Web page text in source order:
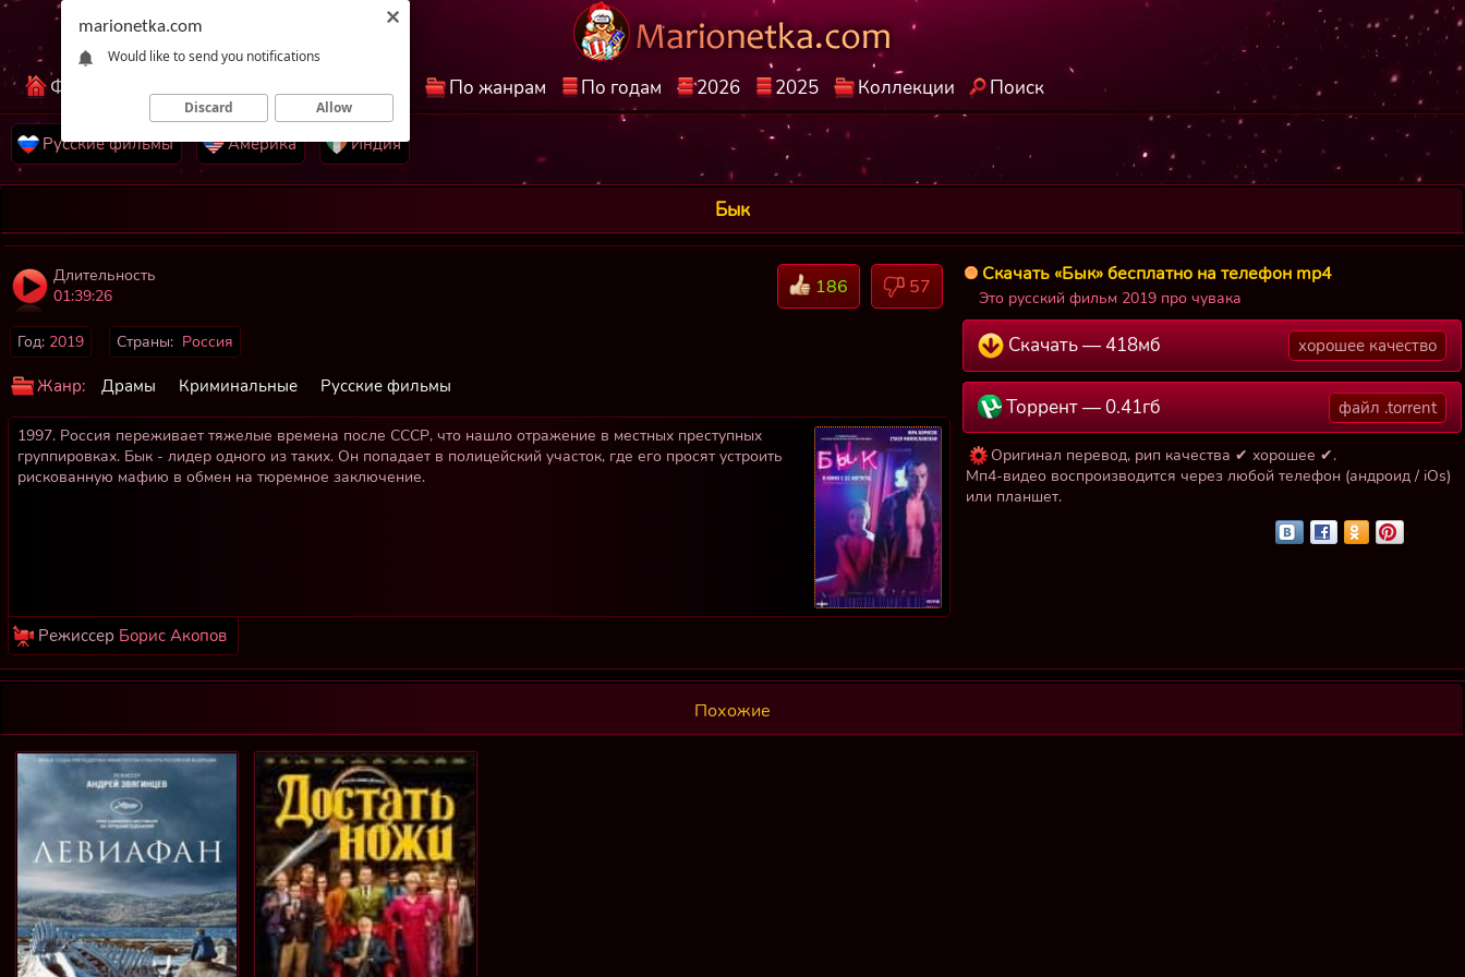
Фильмы КиноНетка Лучшие фильмы По жанрам По годам 2026 2025 Коллекции Поиск
Русские фильмы Америка Индия
Бык
Длительность
01:39:26
186 57
Год: 2019 Страны: Россия
Жанр: Драмы Криминальные Русские фильмы
1997. Россия переживает тяжелые времена после СССР, что нашло отражение в местных преступных
группировках. Бык - лидер одного из таких. Он попадает в полицейский участок, где его просят устроить
рискованную мафию в обмен на тюремное заключение.
Режиссер Борис Акопов
Скачать «Бык» бесплатно на телефон mp4
Это русский фильм 2019 про чувака
Скачать — 418мб хорошее качество
Торрент — 0.41гб файл .torrent
Оригинал перевод, рип качества ✔ хорошее ✔.
Мп4-видео воспроизводится через любой телефон (андроид / iOs)
или планшет.
Похожие
marionetka.com
Would like to send you notifications
Discard Allow